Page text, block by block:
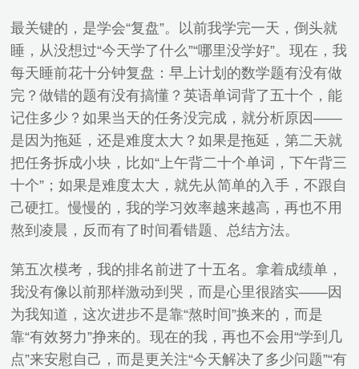
最关键的，是学会“复盘”。以前我学完一天，倒头就
睡，从没想过“今天学了什么”“哪里没学好”。现在，我
每天睡前花十分钟复盘：早上计划的数学题有没有做
完？做错的题有没有搞懂？英语单词背了五十个，能
记住多少？如果当天的任务没完成，就分析原因——
是因为拖延，还是难度太大？如果是拖延，第二天就
把任务拆成小块，比如“上午背二十个单词，下午背三
十个”；如果是难度太大，就先从简单的入手，不跟自
己硬扛。慢慢的，我的学习效率越来越高，再也不用
熬到凌晨，反而有了时间看错题、总结方法。
第五次模考，我的排名前进了十五名。拿着成绩单，
我没有像以前那样激动到哭，而是心里很踏实——因
为我知道，这次进步不是靠“熬时间”换来的，而是
靠“有效努力”挣来的。现在的我，再也不会用“学到几
点”来安慰自己，而是更关注“今天解决了多少问题”“有